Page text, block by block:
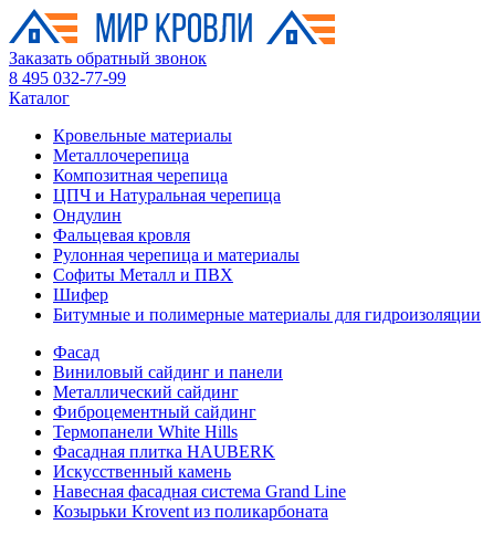
Заказать обратный звонок
8 495 032-77-99
Каталог
Кровельные материалы
Металлочерепица
Композитная черепица
ЦПЧ и Натуральная черепица
Ондулин
Фальцевая кровля
Рулонная черепица и материалы
Софиты Металл и ПВХ
Шифер
Битумные и полимерные материалы для гидроизоляции
Фасад
Виниловый сайдинг и панели
Металлический сайдинг
Фиброцементный сайдинг
Термопанели White Hills
Фасадная плитка HAUBERK
Искусственный камень
Навесная фасадная система Grand Line
Козырьки Krovent из поликарбоната